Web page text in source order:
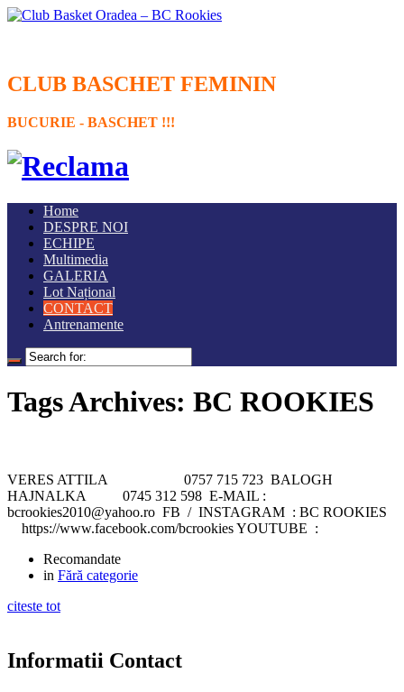
CLUB BASCHET FEMININ
BUCURIE - BASCHET !!!
Home
DESPRE NOI
ECHIPE
Multimedia
GALERIA
Lot Național
CONTACT
Antrenamente
Tags Archives: BC ROOKIES
VERES ATTILA 0757 715 723 BALOGH
HAJNALKA 0745 312 598 E-MAIL :
bcrookies2010@yahoo.ro FB / INSTAGRAM : BC ROOKIES
https://www.facebook.com/bcrookies YOUTUBE :
Recomandate
in Fără categorie
citeste tot
Informatii Contact